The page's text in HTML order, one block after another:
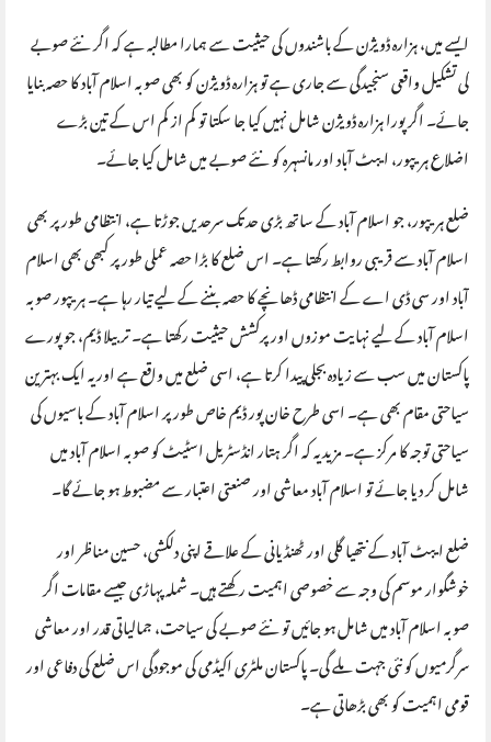
ایسے میں، ہزارہ ڈویژن کے باشندوں کی حیثیت سے ہمارا مطالبہ ہے کہ اگر نئے صوبے
کی تشکیل واقعی سنجیدگی سے جاری ہے تو ہزارہ ڈویژن کو بھی صوبہ اسلام آباد کا حصہ بنایا
جائے۔ اگر پورا ہزارہ ڈویژن شامل نہیں کیا جا سکتا تو کم از کم اس کے تین بڑے
اضلاع ہریپور، ایبٹ آباد اور مانسہرہ کو نئے صوبے میں شامل کیا جائے۔
ضلع ہریپور، جو اسلام آباد کے ساتھ بڑی حد تک سرحدیں جوڑتا ہے، انتظامی طور پر بھی
اسلام آباد سے قریبی روابط رکھتا ہے۔ اس ضلع کا بڑا حصہ عملی طور پر کبھی بھی اسلام
آباد اور سی ڈی اے کے انتظامی ڈھانچے کا حصہ بننے کے لیے تیار رہا ہے۔ ہریپور صوبہ
اسلام آباد کے لیے نہایت موزوں اور پرکشش حیثیت رکھتا ہے۔ تربیلا ڈیم، جو پورے
پاکستان میں سب سے زیادہ بجلی پیدا کرتا ہے، اسی ضلع میں واقع ہے اور یہ ایک بہترین
سیاحتی مقام بھی ہے۔ اسی طرح خان پور ڈیم خاص طور پر اسلام آباد کے باسیوں کی
سیاحتی توجہ کا مرکز ہے۔ مزید یہ کہ اگر ہتار انڈسٹریل اسٹیٹ کو صوبہ اسلام آباد میں
شامل کر دیا جائے تو اسلام آباد معاشی اور صنعتی اعتبار سے مضبوط ہو جائے گا۔
ضلع ایبٹ آباد کے نتھیا گلی اور ٹھنڈیانی کے علاقے اپنی دلکشی، حسین مناظر اور
خوشگوار موسم کی وجہ سے خصوصی اہمیت رکھتے ہیں۔ شملہ پہاڑی جیسے مقامات اگر
صوبہ اسلام آباد میں شامل ہو جائیں تو نئے صوبے کی سیاحت، جمالیاتی قدر اور معاشی
سرگرمیوں کو نئی جہت ملے گی۔ پاکستان ملٹری اکیڈمی کی موجودگی اس ضلع کی دفاعی اور
قومی اہمیت کو بھی بڑھاتی ہے۔